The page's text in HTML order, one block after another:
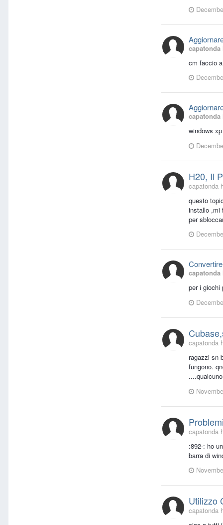
capatonda
cm faccio
capatonda
windows xp
H20, Il
capatonda
questo
installo ,mi
per
capatonda
per i giochi
capatonda
ragazzi sn
fungono.
capatonda
:892-: ho
barra di
Utilizzo
capatonda